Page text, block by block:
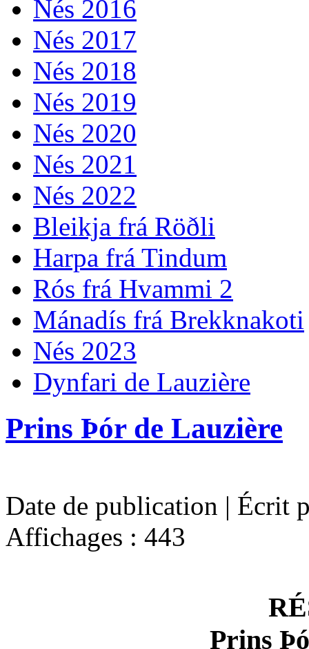
Nés 2016
Nés 2017
Nés 2018
Nés 2019
Nés 2020
Nés 2021
Nés 2022
Bleikja frá Röðli
Harpa frá Tindum
Rós frá Hvammi 2
Mánadís frá Brekknakoti
Nés 2023
Dynfari de Lauzière
Prins Þór de Lauzière
Date de publication | Écrit
Affichages : 443
Prins